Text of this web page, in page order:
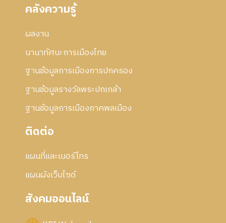
คลังความรู้
ผลงาน
นานาทัศนะการเมืองไทย
ฐานข้อมูลการเมืองการปกครอง
ฐานข้อมูลรางวัลพระปกเกล้า
ฐานข้อมูลการเมืองภาคพลเมือง
ติดต่อ
แผนที่และเบอร์โทร
แผนผังเว็บไซด์
สังคมออนไลน์